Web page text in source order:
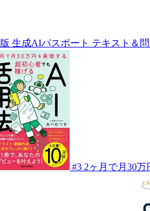
生成AIパスポート テキスト＆
#3 2ヶ月で月30